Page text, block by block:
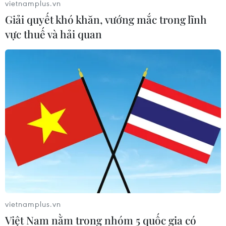
Khu vực Bắc Bộ không mưa, vùng núi có
nơi rét đậm, rét hại
13/02/2022 23:20
Ngày và đêm 14/2, Bắc Bộ không mưa, trời tiếp tục rét,
vùng núi có nơi rét đậm, rét hại với nhiệt độ thấp nhất
phổ biến 11-14 độ C, trong khi vùng núi 8-11 độ C, vùng
núi cao có nơi dưới 6 độ C.
vietnamplus.vn
Giải quyết khó khăn, vướng mắc trong lĩnh
vực thuế và hải quan
vietnamplus.vn
Việt Nam nằm trong nhóm 5 quốc gia có